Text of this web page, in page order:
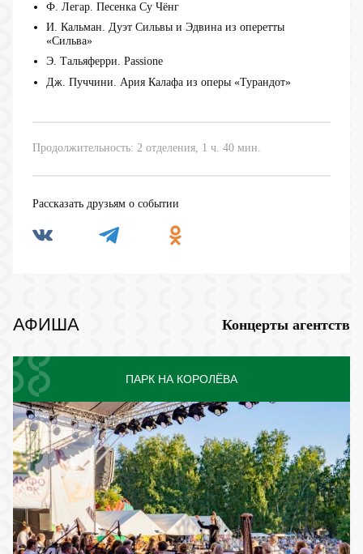
Ф. Легар. Песенка Су Чёнг
И. Кальман. Дуэт Сильвы и Эдвина из оперетты
«Сильва»
Э. Тальяферри. Passione
Дж. Пуччини. Ария Калафа из оперы «Турандот»
Продолжительность: 2 отделения, 1 ч. 40 мин.
Рассказать друзьям о событии
АФИША Концерты агентств
ПАРК НА КОРОЛЁВА